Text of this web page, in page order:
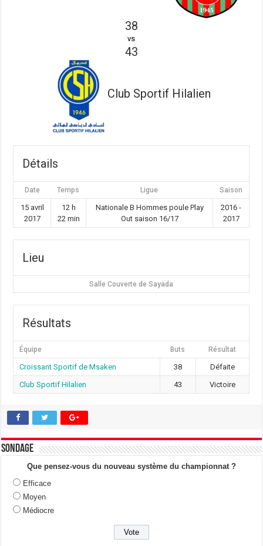
38
vs
43
Club Sportif Hilalien
Détails
Date Temps Ligue Saison
15 avril
2017
12 h
22 min
Nationale B Hommes poule Play
Out saison 16/17
2016 -
2017
Lieu
Salle Couverte de Sayada
Résultats
Équipe Buts Résultat
Croissant Sportif de Msaken 38
Défaite
Club Sportif Hilalien
43 Victoire
Sondage
Que pensez-vous du nouveau système du championnat ?
Efficace
Moyen
Médiocre